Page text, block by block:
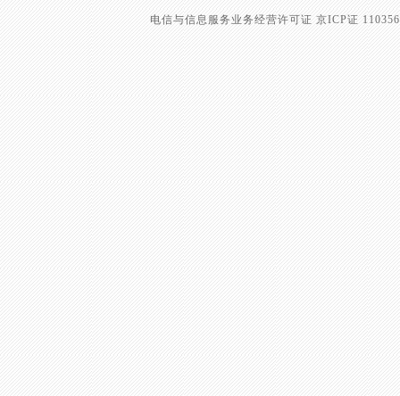
电信与信息服务业务经营许可证 京ICP证